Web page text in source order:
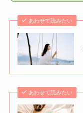
あわせて読みたい
あわせて読みたい